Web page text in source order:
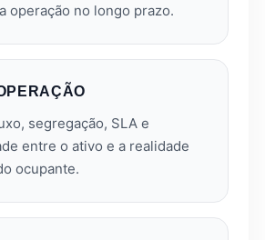
operação no longo prazo.
segregação, SLA e
entre o ativo e a realidade
ocupante.